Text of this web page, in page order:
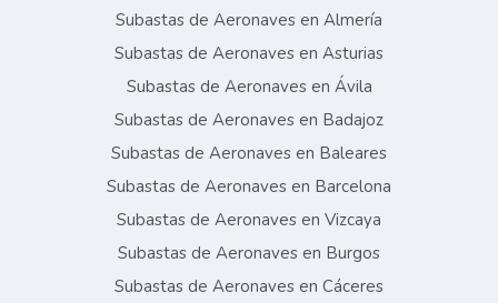
Subastas de Aeronaves en Almería
Subastas de Aeronaves en Asturias
Subastas de Aeronaves en Ávila
Subastas de Aeronaves en Badajoz
Subastas de Aeronaves en Baleares
Subastas de Aeronaves en Barcelona
Subastas de Aeronaves en Vizcaya
Subastas de Aeronaves en Burgos
Subastas de Aeronaves en Cáceres